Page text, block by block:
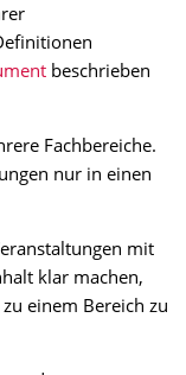
beschrieben
Fachbereiche.
nur in einen
mit
klar machen,
einem Bereich zu